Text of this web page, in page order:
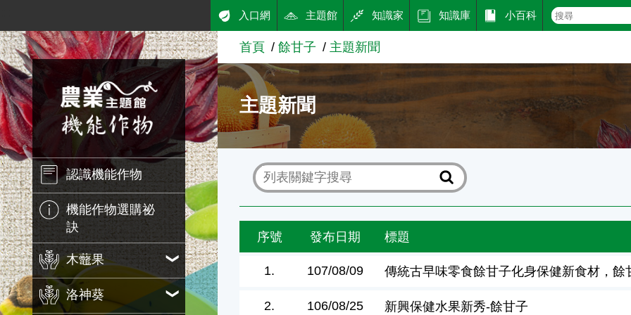
跳到主要內容
農業知識入口網
認識機能作物
機能作物選購祕
訣
木虌果
洛神葵
入口網 主題館 知識家 知識庫 小百科
首頁 餘甘子 主題新聞
主題新聞
序號 發布日期 標題
1. 107/08/09 傳統古早味零食餘甘子化身保健新食材，餘
2. 106/08/25 新興保健水果新秀-餘甘子